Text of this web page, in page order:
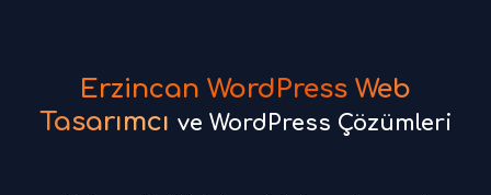
Erzincan WordPress Web
Tasarımcı ve WordPress Çözümleri